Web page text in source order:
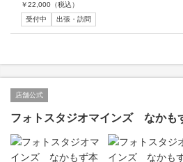
￥22,000 （税込）
受付中
出張・訪問
店舗公式
フォトスタジオマインズ なかも